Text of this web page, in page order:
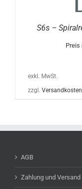
S6s –
Preis
exkl. MwSt.
zzgl. Versandkosten
AGB
Zahlung und Versand